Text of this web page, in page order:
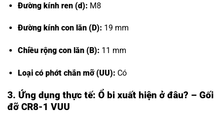
Đường kính ren (d): M8
Đường kính con lăn (D): 19 mm
Chiều rộng con lăn (B): 11 mm
Loại có phớt chắn mỡ (UU): Có
3. Ứng dụng thực tế: Ổ bi xuất hiện ở đâu? – Gối
đỡ CR8-1 VUU